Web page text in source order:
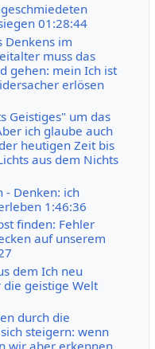
01:28:44
Denkens im
muss das
gehen: mein Ich ist
erlösen
Geistiges" um das
ich glaube auch
heutigen Zeit bis
aus dem Nichts
- Denken: ich
1:46:36
finden: Fehler
auf unserem
dem Ich neu
geistige Welt
durch die
steigern: wenn